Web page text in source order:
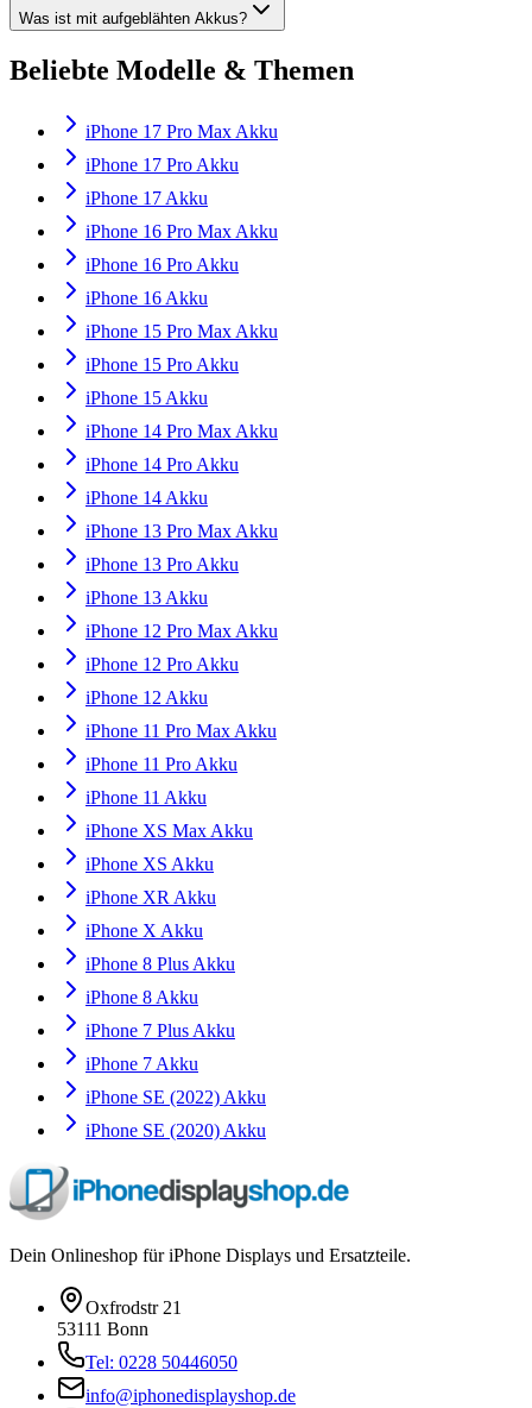
Was ist mit aufgeblähten Akkus?
Beliebte Modelle & Themen
iPhone 17 Pro Max Akku
iPhone 17 Pro Akku
iPhone 17 Akku
iPhone 16 Pro Max Akku
iPhone 16 Pro Akku
iPhone 16 Akku
iPhone 15 Pro Max Akku
iPhone 15 Pro Akku
iPhone 15 Akku
iPhone 14 Pro Max Akku
iPhone 14 Pro Akku
iPhone 14 Akku
iPhone 13 Pro Max Akku
iPhone 13 Pro Akku
iPhone 13 Akku
iPhone 12 Pro Max Akku
iPhone 12 Pro Akku
iPhone 12 Akku
iPhone 11 Pro Max Akku
iPhone 11 Pro Akku
iPhone 11 Akku
iPhone XS Max Akku
iPhone XS Akku
iPhone XR Akku
iPhone X Akku
iPhone 8 Plus Akku
iPhone 8 Akku
iPhone 7 Plus Akku
iPhone 7 Akku
iPhone SE (2022) Akku
iPhone SE (2020) Akku
Dein Onlineshop für iPhone Displays und Ersatzteile.
Oxfrodstr 21
53111 Bonn
Tel: 0228 50446050
info@iphonedisplayshop.de